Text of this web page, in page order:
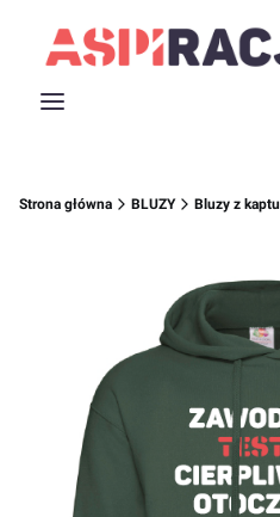
Menu
Strona główna BLUZY Bluzy z